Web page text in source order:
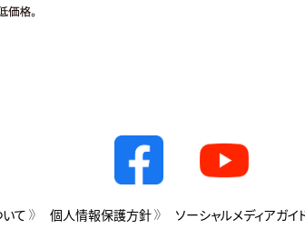
て 個人情報保護方針 ソーシャルメディアガイ